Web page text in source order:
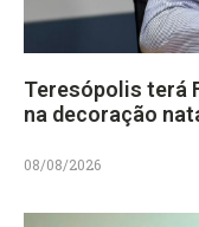
Teresópolis terá
na decoração
08/08/2026